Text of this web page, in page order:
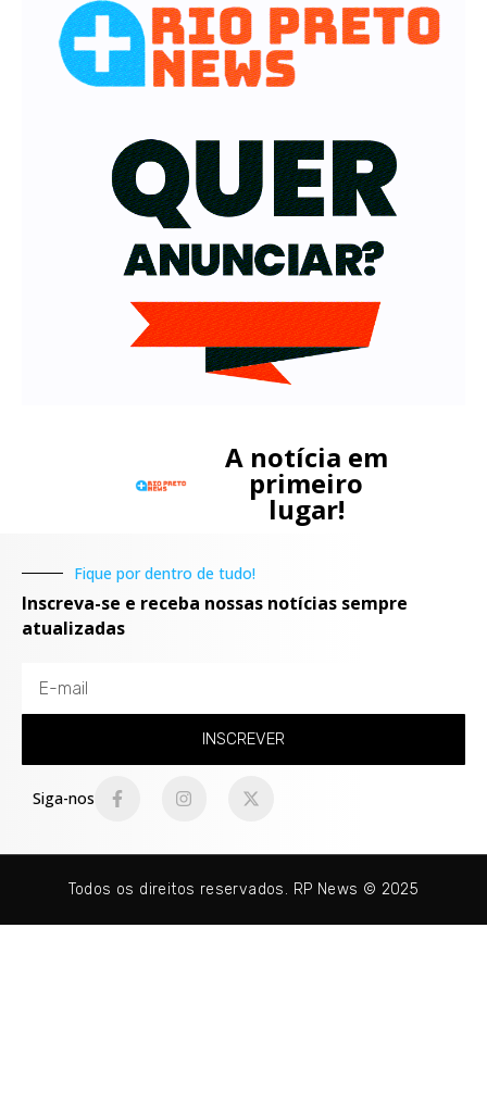
A notícia em
primeiro
lugar!
Fique por dentro de tudo!
Inscreva-se e receba nossas notícias sempre
atualizadas
INSCREVER
Siga-nos
Todos os direitos reservados. RP News © 2025